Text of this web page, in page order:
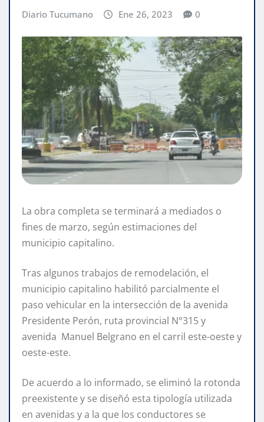
Diario Tucumano Ene 26, 2023 0
La obra completa se terminará a mediados o
fines de marzo, según estimaciones del
municipio capitalino.
Tras algunos trabajos de remodelación, el
municipio capitalino habilitó parcialmente el
paso vehicular en la intersección de la avenida
Presidente Perón, ruta provincial N°315 y
avenida Manuel Belgrano en el carril este-oeste y
oeste-este.
De acuerdo a lo informado, se eliminó la rotonda
preexistente y se diseñó esta tipología utilizada
en avenidas y a la que los conductores se